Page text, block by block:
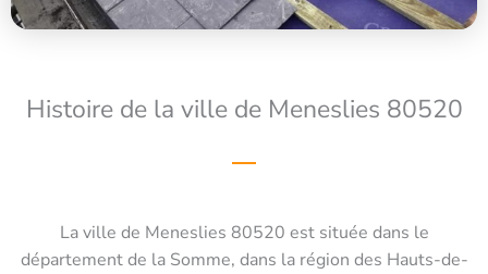
Histoire de la ville de Meneslies 80520
La ville de Meneslies 80520 est située dans le
département de la Somme, dans la région des Hauts-de-